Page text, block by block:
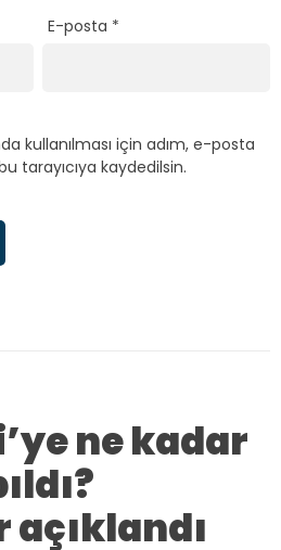
E-posta *
kullanılması için adım, e-posta
tarayıcıya kaydedilsin.
ne kadar